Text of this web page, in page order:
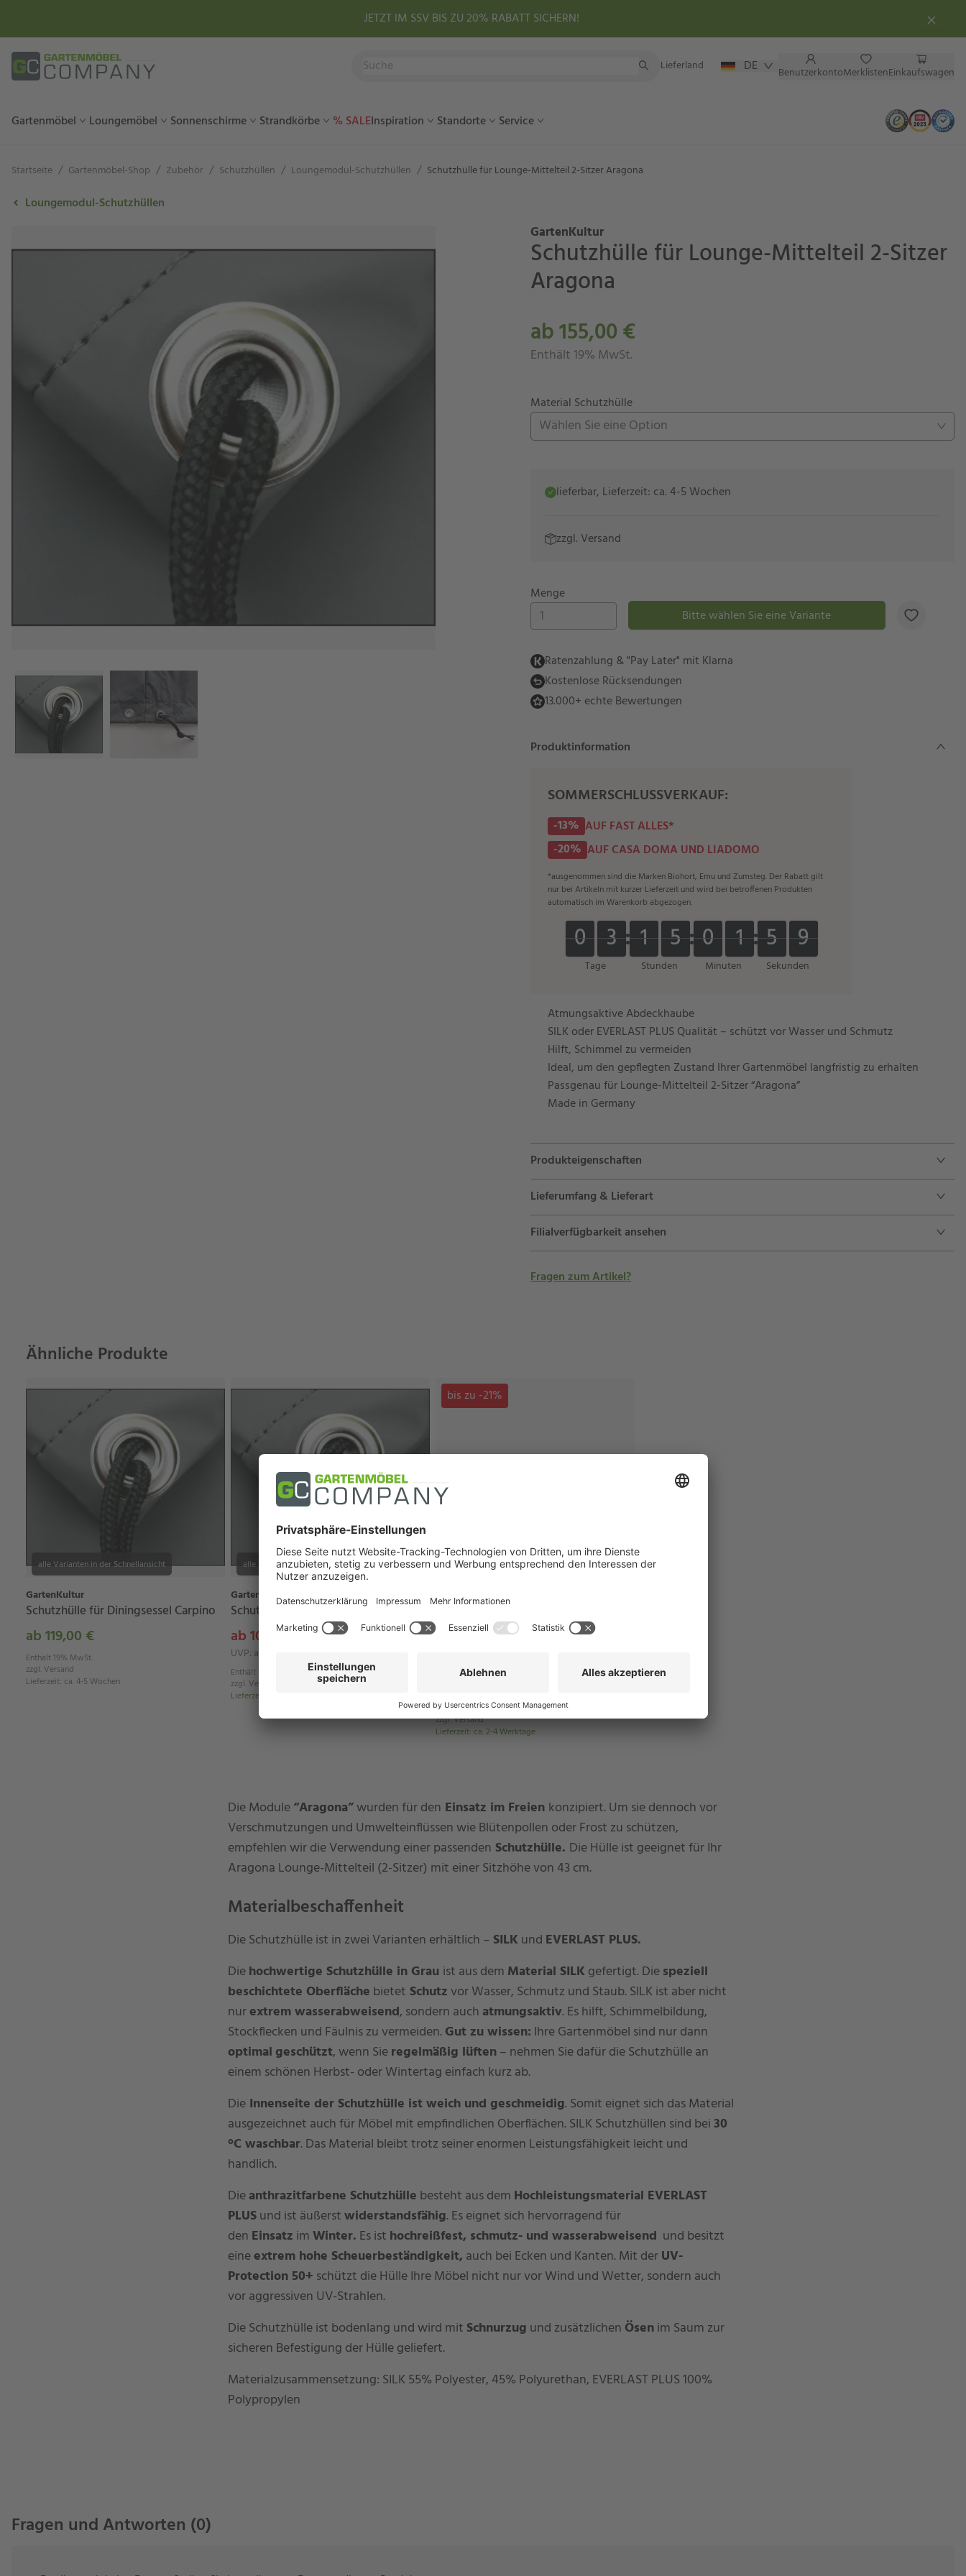
JETZT IM SSV BIS ZU 20% RABATT SICHERN!
Lieferland DE BenutzerkontoMerklistenEinkaufswagen
Gartenmöbel Loungemöbel Sonnenschirme Strandkörbe % SALEInspiration Standorte Service
Startseite / Gartenmöbel-Shop / Zubehör / Schutzhüllen / Loungemodul-Schutzhüllen / Schutzhülle für Lounge-Mittelteil 2-Sitzer Aragona
Loungemodul-Schutzhüllen
GartenKultur
Schutzhülle für Lounge-Mittelteil 2-Sitzer
Aragona
ab 155,00 €
Enthält 19% MwSt.
Material Schutzhülle
Wählen Sie eine Option
lieferbar, Lieferzeit: ca. 4-5 Wochen
zzgl. Versand
Menge
Bitte wählen Sie eine Variante
Ratenzahlung & "Pay Later" mit Klarna
Kostenlose Rücksendungen
13.000+ echte Bewertungen
Produktinformation
SOMMERSCHLUSSVERKAUF:
-13% AUF FAST ALLES*
-20% AUF CASA DOMA UND LIADOMO
*ausgenommen sind die Marken Biohort, Emu und Zumsteg. Der Rabatt gilt
nur bei Artikeln mit kurzer Lieferzeit und wird bei betroffenen Produkten
automatisch im Warenkorb abgezogen.
Tage
0
0
0
0 3
3
3
3
Stunden
1
1
1
1 5
5
5
5
Minuten
0
0
0
0 1
1
1
1
Sekunden
5
5
5
5 8
9
9
8
Atmungsaktive Abdeckhaube
SILK oder EVERLAST PLUS Qualität – schützt vor Wasser und Schmutz
Hilft, Schimmel zu vermeiden
Ideal, um den gepflegten Zustand Ihrer Gartenmöbel langfristig zu erhalten
Passgenau für Lounge-Mittelteil 2-Sitzer “Aragona”
Made in Germany
Produkteigenschaften
Lieferumfang & Lieferart
Filialverfügbarkeit ansehen
Fragen zum Artikel?
Ähnliche Produkte
alle Varianten in der Schnellansicht
GartenKultur
Schutzhülle für Diningsessel Carpino
ab 119,00 €
Enthält 19% MwSt.
zzgl. Versand
Lieferzeit: ca. 4-5 Wochen
alle Varianten in der Schnellansicht
GartenKultur
Schutzhülle für Diningsessel Accor
ab 109,00 €
UVP: ab 119,00 €
Enthält 19% MwSt.
zzgl. Versand
Lieferzeit
alle Varianten in der Schnellansicht
bis zu -21%
GartenKultur
Gartentische in fast allen Größen mit
ab 75,00 €
Enthält 19% MwSt.
zzgl.Versand
Lieferzeit: ca. 2-4 Werktage
Die Module“Aragona”wurden für den Einsatz im Freien konzipiert. Um sie dennoch vor
Verschmutzungen und Umwelteinflüssen wie Blütenpollen oder Frost zu schützen,
empfehlen wir die Verwendung einer passenden Schutzhülle. Die Hülle ist geeignet für Ihr
Aragona Lounge-Mittelteil (2-Sitzer) mit einer Sitzhöhe von 43 cm.
Materialbeschaffenheit
Die Schutzhülle ist in zwei Varianten erhältlich – SILK und EVERLAST PLUS.
Diehochwertige Schutzhülle in Grau ist aus dem Material SILK gefertigt. Diespeziell
beschichtete Oberfläche bietet Schutzvor Wasser, Schmutz und Staub. SILK ist aber nicht
nurextrem wasserabweisend, sondern auch atmungsaktiv. Es hilft, Schimmelbildung,
Stockflecken und Fäulnis zu vermeiden.Gut zu wissen: Ihre Gartenmöbel sind nur dann
optimal geschützt, wenn Sieregelmäßig lüften– nehmen Sie dafür die Schutzhülle an
einem schönen Herbst- oder Wintertag einfach kurz ab.
DieInnenseite der Schutzhülle ist weich und geschmeidig. Somit eignet sich das Material
ausgezeichnet auch für Möbel mit empfindlichen Oberflächen. SILK Schutzhüllen sind bei30
°C waschbar. Das Material bleibt trotz seiner enormen Leistungsfähigkeit leicht und
handlich.
Dieanthrazitfarbene Schutzhülle besteht aus dem Hochleistungsmaterial EVERLAST
PLUSund ist äußerstwiderstandsfähig. Es eignet sich hervorragend für
den Einsatz imWinter. Es ist hochreißfest, schmutz- und wasserabweisend und besitzt
eineextrem hohe Scheuerbeständigkeit, auch bei Ecken und Kanten. Mit derUV-
Protection 50+ schützt die Hülle Ihre Möbel nicht nur vor Wind und Wetter, sondern auch
vor aggressiven UV-Strahlen.
Die Schutzhülle ist bodenlang und wird mit Schnurzug und zusätzlichen Ösenim Saum zur
sicheren Befestigung der Hülle geliefert.
Materialzusammensetzung: SILK 55% Polyester, 45% Polyurethan, EVERLAST PLUS 100%
Polypropylen
Fragen und Antworten (0)